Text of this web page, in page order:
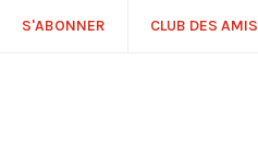
S'ABONNER CLUB DES AMIS